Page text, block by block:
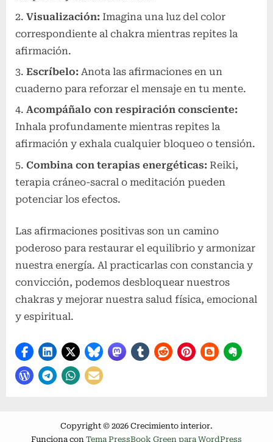
Visualización: Imagina una luz del color
correspondiente al chakra mientras repites la
afirmación.
Escríbelo: Anota las afirmaciones en un
cuaderno para reforzar el mensaje en tu mente.
Acompáñalo con respiración consciente:
Inhala profundamente mientras repites la
afirmación y exhala cualquier bloqueo o tensión.
Combina con terapias energéticas: Reiki,
terapia cráneo-sacral o meditación pueden
potenciar los efectos.
Las afirmaciones positivas son un camino
poderoso para restaurar el equilibrio y armonizar
nuestra energía. Al practicarlas con constancia y
convicción, podemos desbloquear nuestros
chakras y mejorar nuestra salud física, emocional
y espiritual.
Copyright © 2026 Crecimiento interior.
Funciona con Tema PressBook Green para WordPress